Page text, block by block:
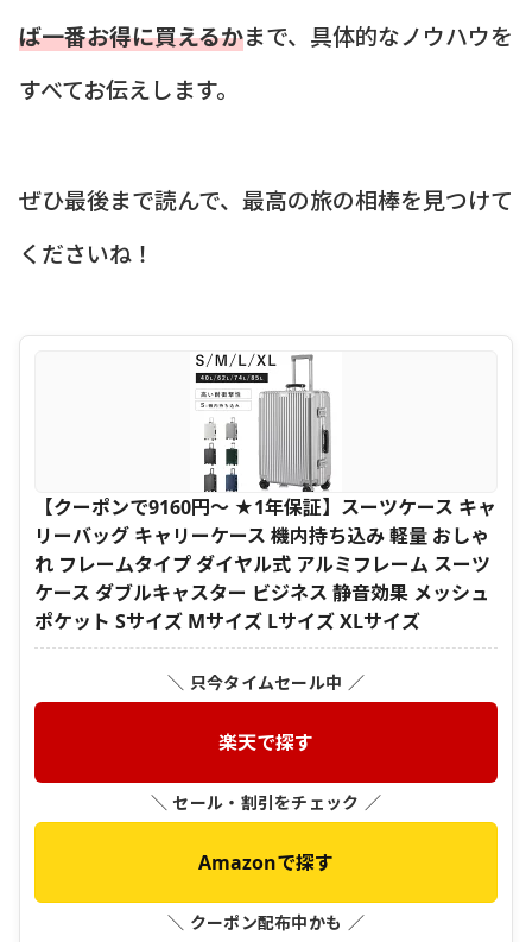
ば一番お得に買えるかまで、具体的なノウハウを
すべてお伝えします。
ぜひ最後まで読んで、最高の旅の相棒を見つけて
くださいね！
【クーポンで9160円～ ★1年保証】スーツケース キャ
リーバッグ キャリーケース 機内持ち込み 軽量 おしゃ
れ フレームタイプ ダイヤル式 アルミフレーム スーツ
ケース ダブルキャスター ビジネス 静音効果 メッシュ
ポケット Sサイズ Mサイズ Lサイズ XLサイズ
＼ 只今タイムセール中 ／
楽天で探す
＼ セール・割引をチェック ／
Amazonで探す
＼ クーポン配布中かも ／